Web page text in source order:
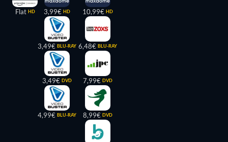
Flat HD 3,99€ HD
3,49€ BLU-RAY
3,49€ DVD
4,99€ BLU-RAY
10,99€ HD
6,48€ BLU-RAY
7,99€ DVD
8,99€ DVD